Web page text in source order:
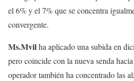
el 6% y el 7% que se concentra
convergente.
Ms.Mvilha aplicado una subida en
pero coincide con la nueva senda
operador también ha concentrado las